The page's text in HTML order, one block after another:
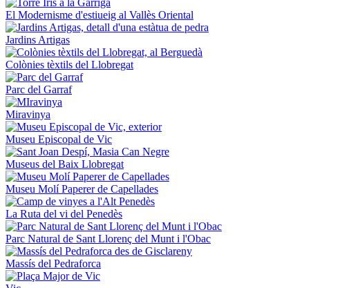
El Modernisme d'estiueig al Vallès Oriental
Jardins Artigas
Colònies tèxtils del Llobregat
Parc del Garraf
Miravinya
Museu Episcopal de Vic
Museus del Baix Llobregat
Museu Molí Paperer de Capellades
La Ruta del vi del Penedès
Parc Natural de Sant Llorenç del Munt i l'Obac
Massís del Pedraforca